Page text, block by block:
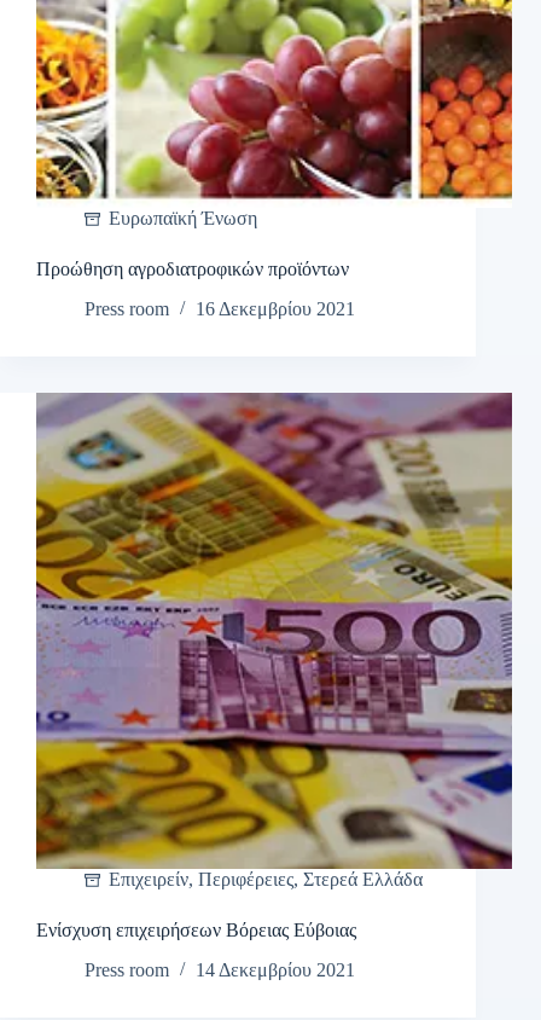
Ευρωπαϊκή Ένωση
Προώθηση αγροδιατροφικών προϊόντων
Press room
16 Δεκεμβρίου 2021
Επιχειρείν, Περιφέρειες, Στερεά Ελλάδα
Ενίσχυση επιχειρήσεων Βόρειας Εύβοιας
Press room
14 Δεκεμβρίου 2021